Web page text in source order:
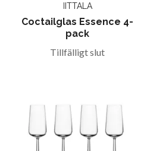
IITTALA
Coctailglas Essence 4-
pack
Tillfälligt slut